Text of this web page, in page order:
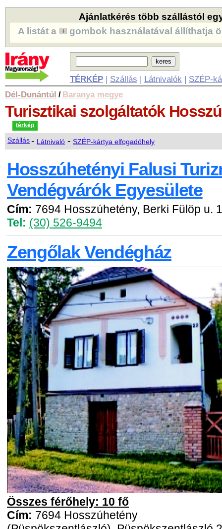
Ajánlatkérés több szállástól
A listát a
gombok használatával állíthatja
TÉRKÉP| Szállás | Látnivalók | SZÉP-
Dél-Dunántúl / Baranya megye
Turisztikai szolgáltatók
térkép
Szállás- Látnivaló - SZÉP-kártya elfogadóhely
Hosszúhetényi Falusi
Vendégvárók Egyesülete
Cím: 7694 Hosszúhetény, Berki Fülöp u.
Tel: (30) 526-9494
Zengőlak Vendégház
Összes férőhely: 10 fő
Cím: 7694 Hosszúhetény